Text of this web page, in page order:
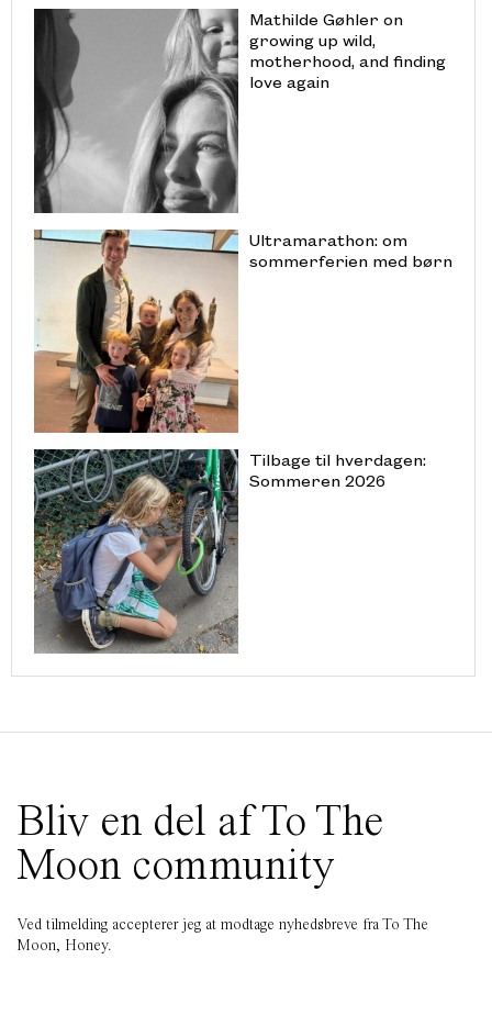
Mathilde Gøhler on
growing up wild,
motherhood, and finding
love again
Ultramarathon: om
sommerferien med børn
Tilbage til hverdagen:
Sommeren 2026
Bliv en del af To The
Moon community
Ved tilmelding accepterer jeg at modtage nyhedsbreve fra To The
Moon, Honey.